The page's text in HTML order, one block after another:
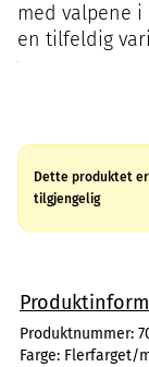
med valpene i
en tilfeldig
Dette produktet
tilgjengelig
Produktnummer:
Farge: Flerfarget/